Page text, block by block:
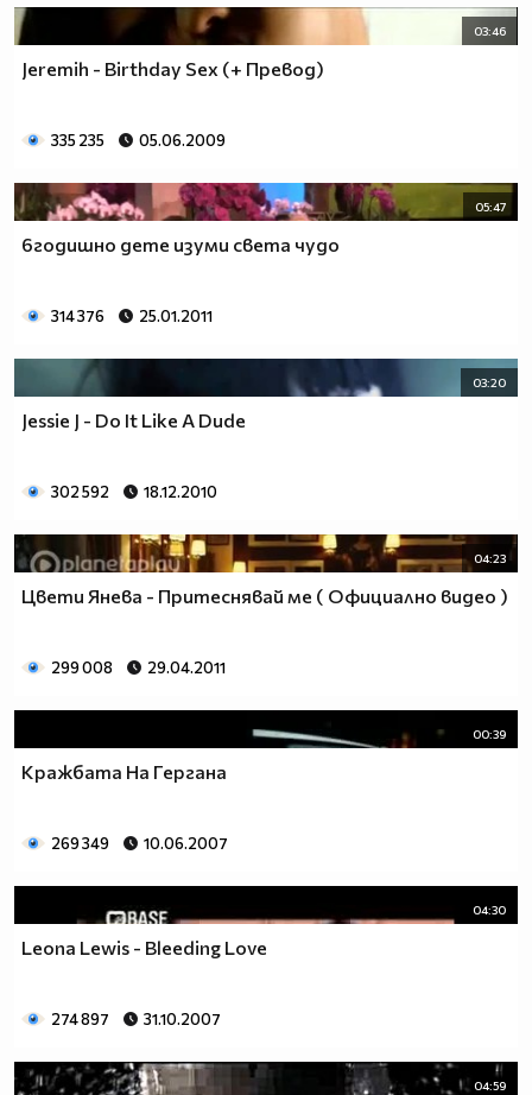
03:46
Jeremih - Birthday Sex (+ Превод)
335 235 05.06.2009
05:47
6годишно дете изуми света чудо
314 376 25.01.2011
03:20
Jessie J - Do It Like A Dude
302 592 18.12.2010
04:23
Цвети Янева - Притеснявай ме ( Официално видео )
299 008 29.04.2011
00:39
Кражбата На Гергана
269 349 10.06.2007
04:30
Leona Lewis - Bleeding Love
274 897 31.10.2007
04:59